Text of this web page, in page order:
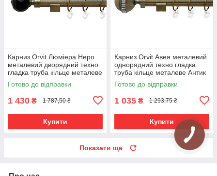
Карниз Orvit Люміера Неро
металевий дворядний техно
гладка труба кільце металеве
Антик 25\19 мм 200 см (00-
00026017)
Готово до відправки
1 430 ₴ 1 787,50 ₴
Купити
Карниз Orvit Авея металевий
однорядний техно гладка
труба кільце металеве Антик
25 мм 200 см (00-00025793)
Готово до відправки
1 035 ₴ 1 293,75 ₴
Купити
Показати ще